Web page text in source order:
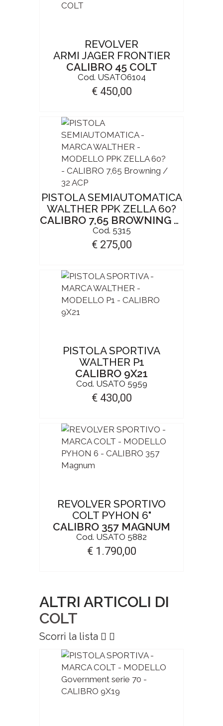
REVOLVER
ARMI JAGER FRONTIER
CALIBRO 45 COLT
Cod. USATO6104
€ 450,00
PISTOLA SEMIAUTOMATICA
WALTHER PPK ZELLA 60?
CALIBRO 7,65 BROWNING / 32 ACP
Cod. 5315
€ 275,00
PISTOLA SPORTIVA
WALTHER P1
CALIBRO 9X21
Cod. USATO 5959
€ 430,00
REVOLVER SPORTIVO
COLT PYHON 6"
CALIBRO 357 MAGNUM
Cod. USATO 5882
€ 1.790,00
ALTRI ARTICOLI DI
COLT
Scorri la lista